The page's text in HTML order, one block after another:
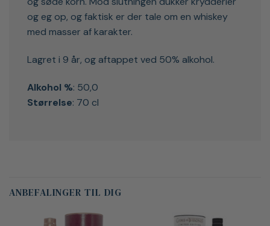
og eg op, og faktisk er der tale om en whiskey
med masser af karakter.
Lagret i 9 år, og aftappet ved 50% alkohol.
Alkohol %: 50,0
Størrelse: 70 cl
ANBEFALINGER TIL DIG